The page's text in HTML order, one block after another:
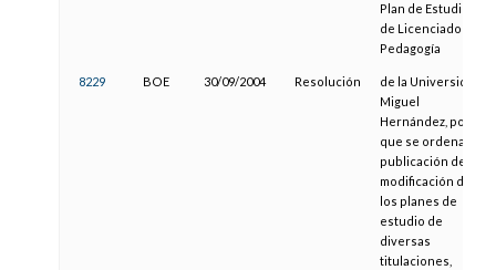
Plan de Estudios
de Licenciado en
Pedagogía
8229 BOE 30/09/2004 Resolución
de la Universidad
Miguel
Hernández, por la
que se ordena la
publicación de la
modificación de
los planes de
estudio de
diversas
titulaciones,